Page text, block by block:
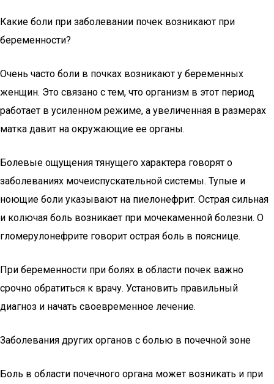
Какие боли при заболевании почек возникают при
беременности?
Очень часто боли в почках возникают у беременных
женщин. Это связано с тем, что организм в этот период
работает в усиленном режиме, а увеличенная в размерах
матка давит на окружающие ее органы.
Болевые ощущения тянущего характера говорят о
заболеваниях мочеиспускательной системы. Тупые и
ноющие боли указывают на пиелонефрит. Острая сильная
и колючая боль возникает при мочекаменной болезни. О
гломерулонефрите говорит острая боль в пояснице.
При беременности при болях в области почек важно
срочно обратиться к врачу. Установить правильный
диагноз и начать своевременное лечение.
Заболевания других органов с болью в почечной зоне
Боль в области почечного органа может возникать и при